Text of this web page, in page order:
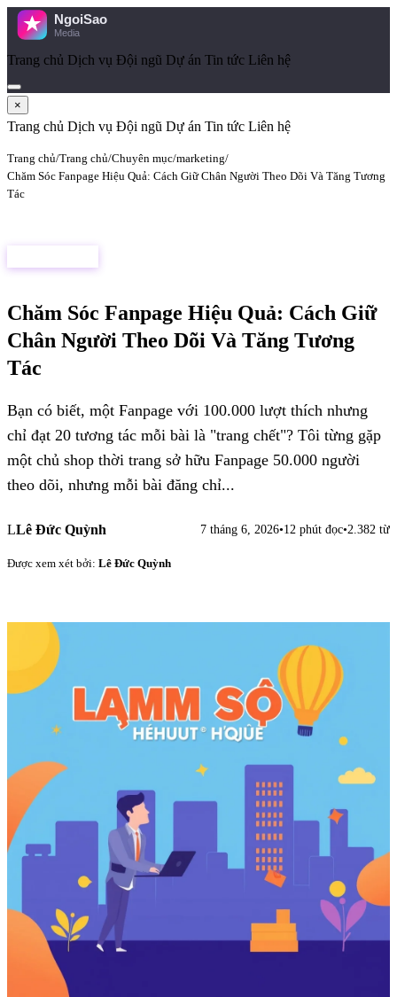
Trang chủ Dịch vụ Đội ngũ Dự án Tin tức Liên hệ
×
Trang chủ Dịch vụ Đội ngũ Dự án Tin tức Liên hệ
Trang chủ Trang chủ Chuyên mục marketing
Chăm Sóc Fanpage Hiệu Quả: Cách Giữ Chân Người Theo Dõi Và Tăng Tương
Tác
Chăm Sóc Fanpage Hiệu Quả: Cách Giữ
Chân Người Theo Dõi Và Tăng Tương
Tác
Bạn có biết, một Fanpage với 100.000 lượt thích nhưng
chỉ đạt 20 tương tác mỗi bài là "trang chết"? Tôi từng gặp
một chủ shop thời trang sở hữu Fanpage 50.000 người
theo dõi, nhưng mỗi bài đăng chỉ...
LLê Đức Quỳnh 7 tháng 6, 2026•12 phút đọc•2.382 từ
Được xem xét bởi: Lê Đức Quỳnh